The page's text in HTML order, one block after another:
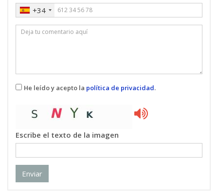
+34
He leído y acepto la política de privacidad.
Escribe el texto de la imagen
Enviar